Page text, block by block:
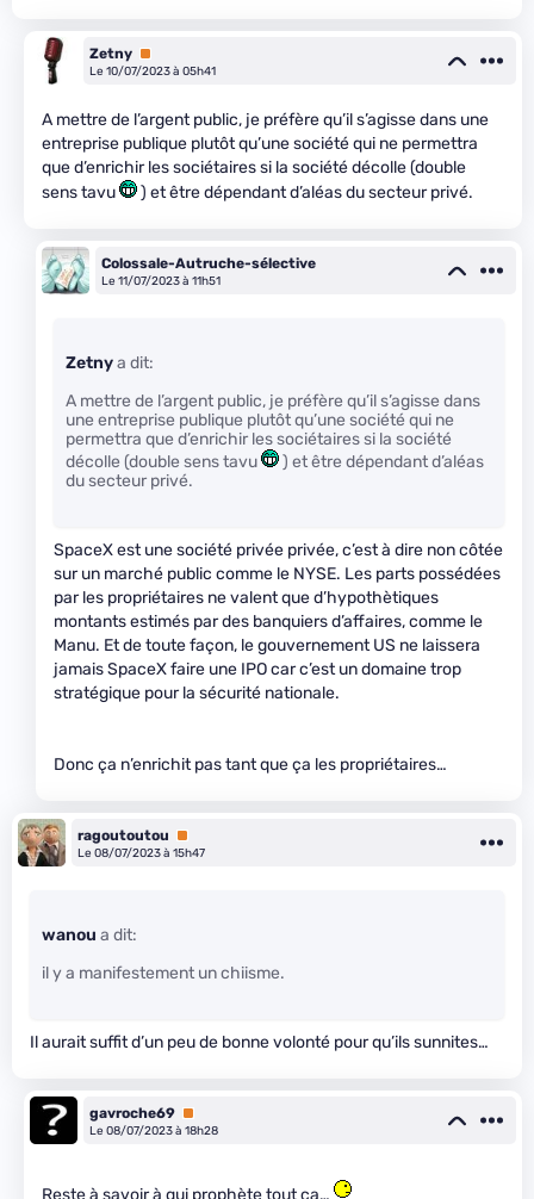
Zetny Premium
Le 10/07/2023 à 05h41
A mettre de l’argent public, je préfère qu’il s’agisse dans une
entreprise publique plutôt qu’une société qui ne permettra
que d’enrichir les sociétaires si la société décolle (double
sens tavu
) et être dépendant d’aléas du secteur privé.
Colossale-Autruche-sélective
Le 11/07/2023 à 11h51
Zetnya dit:
A mettre de l’argent public, je préfère qu’il s’agisse dans
une entreprise publique plutôt qu’une société qui ne
permettra que d’enrichir les sociétaires si la société
décolle (double sens tavu
) et être dépendant d’aléas
du secteur privé.
SpaceX est une société privée privée, c’est à dire non côtée
sur un marché public comme le NYSE. Les parts possédées
par les propriétaires ne valent que d’hypothètiques
montants estimés par des banquiers d’affaires, comme le
Manu. Et de toute façon, le gouvernement US ne laissera
jamais SpaceX faire une IPO car c’est un domaine trop
stratégique pour la sécurité nationale.
Donc ça n’enrichit pas tant que ça les propriétaires…
ragoutoutou
Premium
Le 08/07/2023 à 15h47
wanou a dit:
il y a manifestement un chiisme.
Il aurait suffit d’un peu de bonne volonté pour qu’ils sunnites…
gavroche69 Premium
Le 08/07/2023 à 18h28